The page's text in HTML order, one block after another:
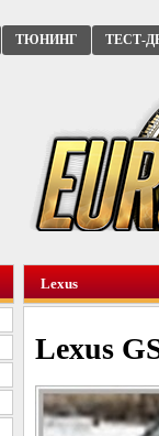
ТЮНИНГ ТЕСТ-
Lexus
Lexus